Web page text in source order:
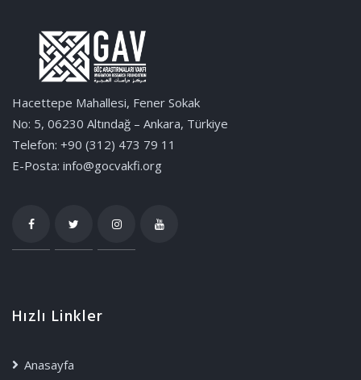
Hacettepe Mahallesi, Fener Sokak
No: 5, 06230 Altındağ – Ankara, Türkiye
Telefon: +90 (312) 473 79 11
E-Posta: info@gocvakfi.org
Hızlı Linkler
Anasayfa